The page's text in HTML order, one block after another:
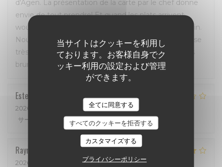
当サイトはクッキーを利用し
ております。お客様自身でク
ッキー利用の設定および管理
ができます。
全てに同意する
すべてのクッキーを拒否する
カスタマイズする
プライバシーポリシー
d'Agen. La présentation de la carte par le chef donne
envie de tout prendre! Et quand les plats arrivent,
wouaaaa un délice, cuisinés avec passion c'est certain.
Nous nous sommes régalés du début à la fin. Terrasse
très agréable malgré la chaleur avec les ventilateurs
brumisateur.
Estelle
2026-05-31
- 12:15 - ゲスト 4
サービス
雰囲気:3/5 メニュー:2/5 品質-価格
Raymond
2026-05-24
- 12:45 - ゲスト 3